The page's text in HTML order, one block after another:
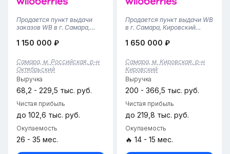
Продается пункт выдачи
заказов WB в г. Самара,
Площадь помещения — 47
хорошим ремонтом.• Пункт
открыт в 2025 году,
предоставляется
финансовая статистика за...
1 150 000 ₽
Самара, м. Российская, р-н
Октябрьский
Выручка
68,2 - 229,5 тыс. руб.
Чистая прибыль
до 102,6 тыс. руб.
Окупаемость
26 - 35 мес.
Продается пункт выдачи WB
в г. Самара, Кировский
— 80 м², просторное
выдачи и складом для
хранения заказов.• Пункт
открыт в 2024 году,
финансовая ста...
1 650 000 ₽
Самара, м. Кировская, р-н
Кировский
Выручка
200 - 366,5 тыс. руб.
Чистая прибыль
до 219,8 тыс. руб.
Окупаемость
🔥 14 - 15 мес.